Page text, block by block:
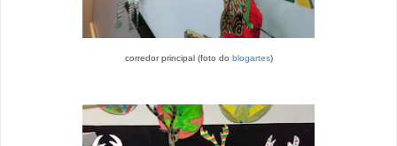
corredor principal (foto do blogartes)